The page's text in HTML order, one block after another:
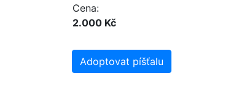
Cena:
2.000 Kč
Adoptovat píšťalu